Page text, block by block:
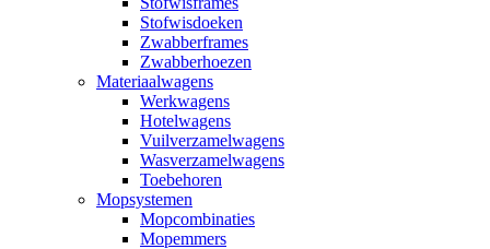
Stofwisdoeken
Zwabberframes
Zwabberhoezen
Materiaalwagens
Werkwagens
Hotelwagens
Vuilverzamelwagens
Wasverzamelwagens
Toebehoren
Mopsystemen
Mopcombinaties
Mopemmers